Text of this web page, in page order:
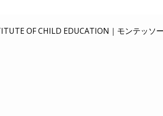
OF CHILD EDUCATION｜ モンテッソ